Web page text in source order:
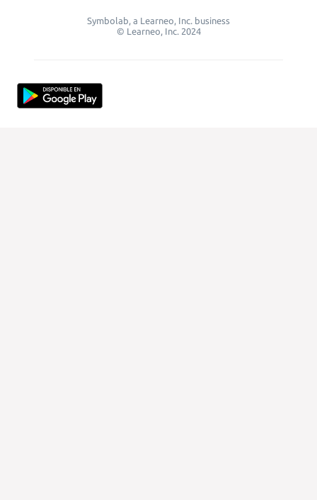
Symbolab, a Learneo, Inc. business
© Learneo, Inc. 2024